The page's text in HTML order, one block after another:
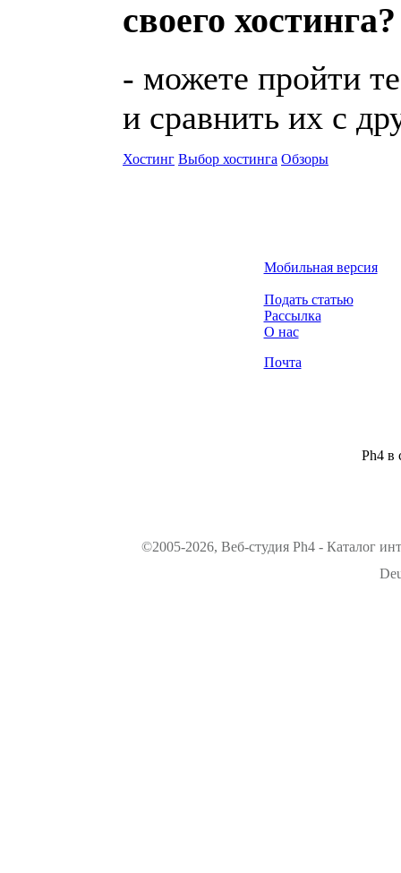
своего хостинга?
- можете пройти
и сравнить их с
Хостинг Выбор хостинга Обзоры
Мобильная версия
Подать статью
Рассылка
О нас
Почта
Ph4 в
©2005-2026, Веб-студия Ph4 - Каталог